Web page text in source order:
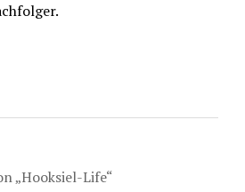
„Hooksiel-Life“